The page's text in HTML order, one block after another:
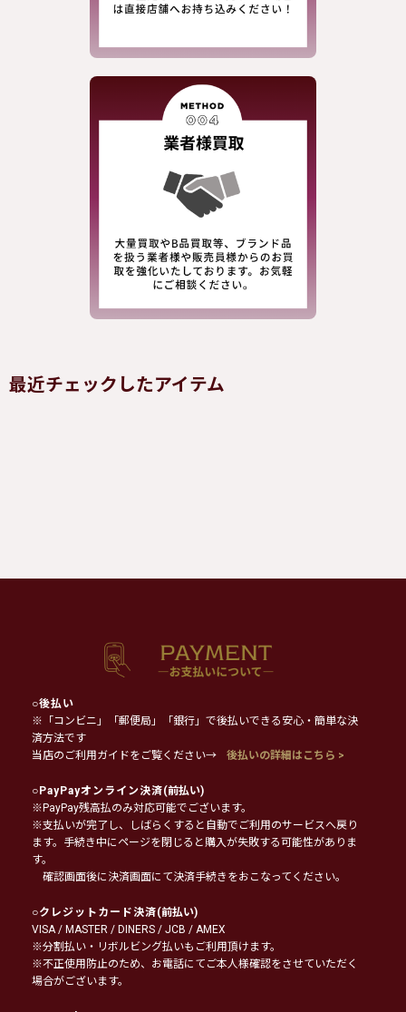
最近チェックしたアイテム
○後払い
※「コンビニ」「郵便局」「銀行」で後払いできる安心・簡単な決
済方法です
当店のご利用ガイドをご覧ください→
後払いの詳細はこちら >
○PayPayオンライン決済(前払い)
※PayPay残高払のみ対応可能でございます。
※支払いが完了し、しばらくすると自動でご利用のサービスへ戻り
ます。手続き中にページを閉じると購入が失敗する可能性がありま
す。
確認画面後に決済画面にて決済手続きをおこなってください。
○クレジットカード決済(前払い)
VISA / MASTER / DINERS / JCB / AMEX
※分割払い・リボルビング払いもご利用頂けます。
※不正使用防止のため、お電話にてご本人様確認をさせていただく
場合がございます。